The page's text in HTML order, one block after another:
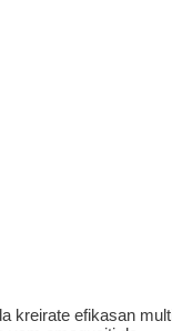
kreirate efikasan